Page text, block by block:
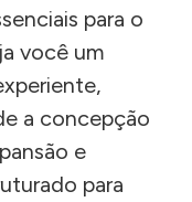
para o
você um
a concepção
e
para